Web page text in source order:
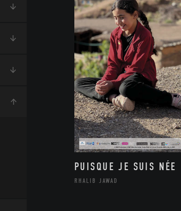
PUISQUE JE SUIS NÉE
RHALIB JAWAD